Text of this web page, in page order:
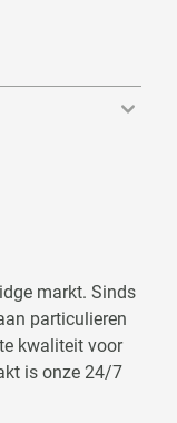
markt. Sinds
particulieren
kwaliteit voor
is onze 24/7